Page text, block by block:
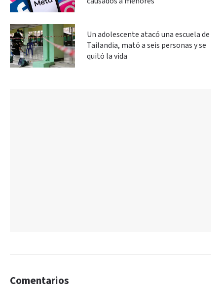
Un adolescente atacó una escuela de
Tailandia, mató a seis personas y se
quitó la vida
Comentarios